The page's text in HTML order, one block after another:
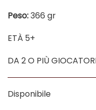
Peso:366 gr
ETÀ 5+
DA 2 O PIÙ
Disponibile